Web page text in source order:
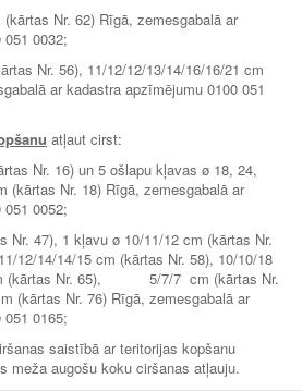
Nr. 62) Rīgā, zemesgabalā ar
0032;
Nr. 56), 11/12/12/13/14/16/16/21 cm
ar kadastra apzīmējumu 0100 051
atļaut cirst:
Nr. 16) un 5 ošlapu kļavas ø 18, 24,
(kārtas Nr. 18) Rīgā, zemesgabalā ar
0052;
Nr. 47), 1 kļavu ø 10/11/12 cm (kārtas Nr.
12/14/14/15 cm (kārtas Nr. 58), 10/10/18
(kārtas Nr. 65), 5/7/7 cm (kārtas Nr.
(kārtas Nr. 76) Rīgā, zemesgabalā ar
0165;
saistībā ar teritorijas kopšanu
meža augošu koku ciršanas atļauju.